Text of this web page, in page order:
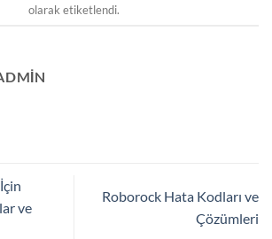
olarak etiketlendi.
ve
Roborock Hata Kodları ve
Çözümleri